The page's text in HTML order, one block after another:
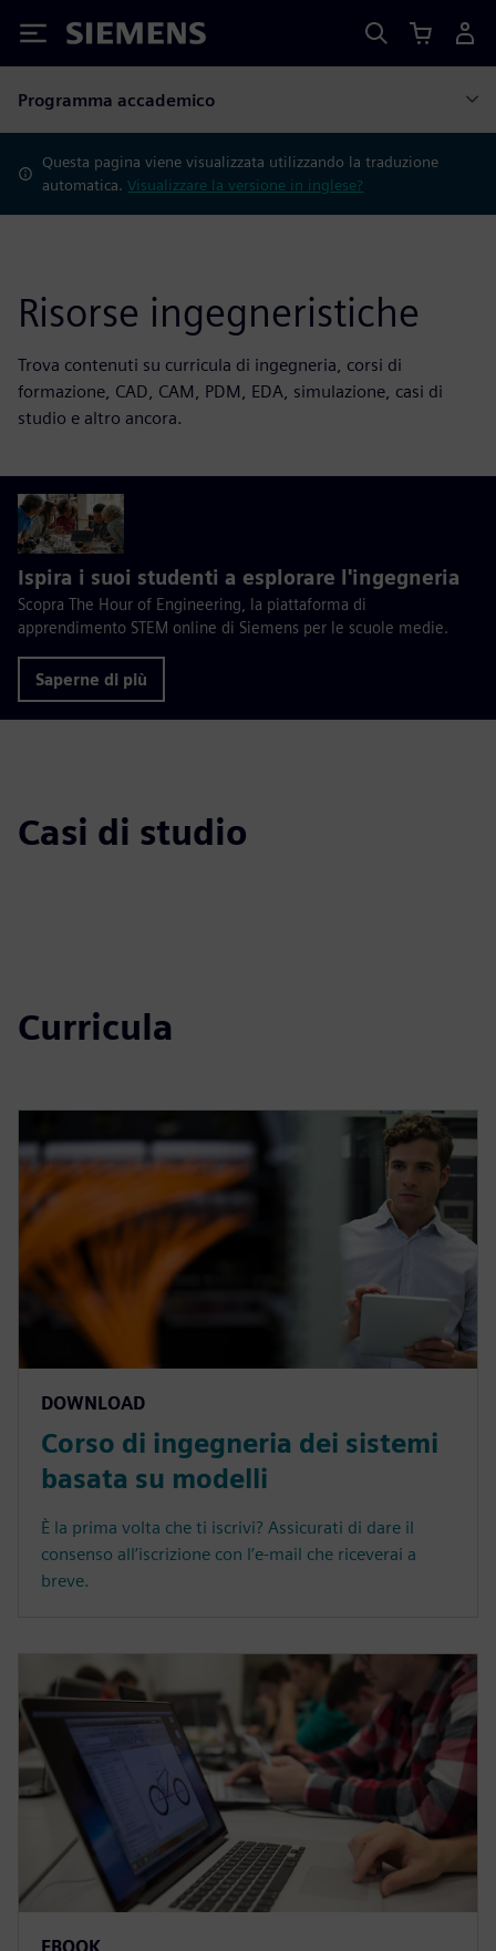
Siemens
Programma accademico
Questa pagina viene visualizzata utilizzando la traduzione
automatica.Visualizzare la versione in inglese?
Risorse ingegneristiche
Trova contenuti su curricula di ingegneria, corsi di
formazione, CAD, CAM, PDM, EDA, simulazione, casi di
studio e altro ancora.
Ispira i suoi studenti a esplorare l'ingegneria
Scopra The Hour of Engineering, la piattaforma di
apprendimento STEM online di Siemens per le scuole medie.
Saperne di più
Casi di studio
Curricula
DOWNLOAD
Corso di ingegneria dei sistemi
basata su modelli
È la prima volta che ti iscrivi? Assicurati di dare il
consenso all’iscrizione con l’e-mail che riceverai a
breve.